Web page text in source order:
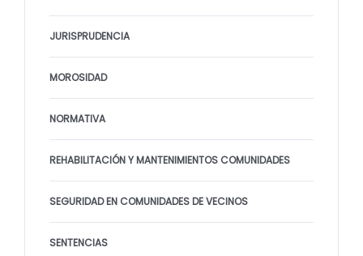
JURISPRUDENCIA
MOROSIDAD
NORMATIVA
REHABILITACIÓN Y MANTENIMIENTOS COMUNIDADES
SEGURIDAD EN COMUNIDADES DE VECINOS
SENTENCIAS